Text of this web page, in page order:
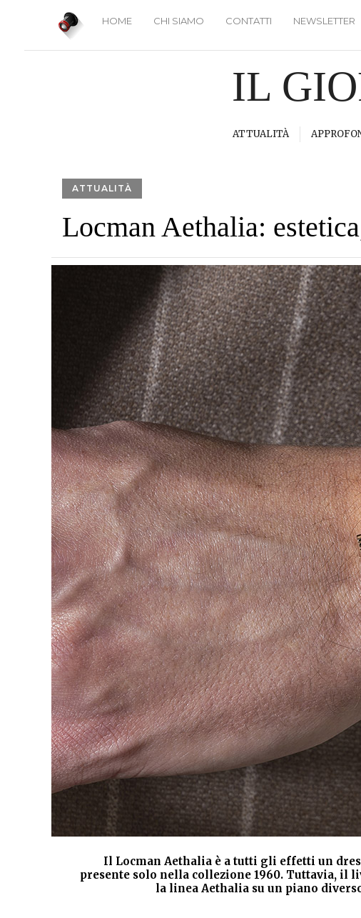
HOME CHI SIAMO CONTATTI NEWSLETTER
IL
ATTUALITÀ
ATTUALITÀ
Locman Aethalia:
Il Locman Aethalia è a tutti gli effetti un
presente solo nella collezione 1960. Tuttavia, il
la linea Aethalia su un piano